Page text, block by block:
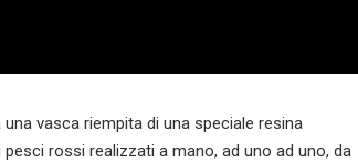
vasca riempita di una speciale resina
rossi realizzati a mano, ad uno ad uno, da